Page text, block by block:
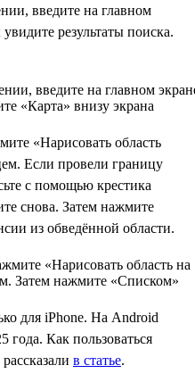
введите на главном
результаты поиска.
«Нарисовать область
Если провели границу
с помощью крестика
снова. Затем нажмите
из обведённой области.
для iPhone. На Android
года. Как пользоваться
в статье.